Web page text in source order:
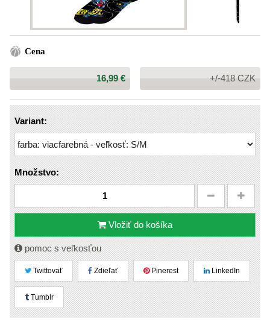
Cena
Cena:
16,99 € +/-418 CZK
Variant:
Množstvo:
Vložiť do košíka
pomoc s veľkosťou
Twittovať Zdieľať Pinerest LinkedIn
Tumblr